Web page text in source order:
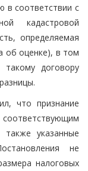
в соответствии с
кадастровой
определяемая
об оценке), в том
договору
что признание
также указанные
не
налоговых